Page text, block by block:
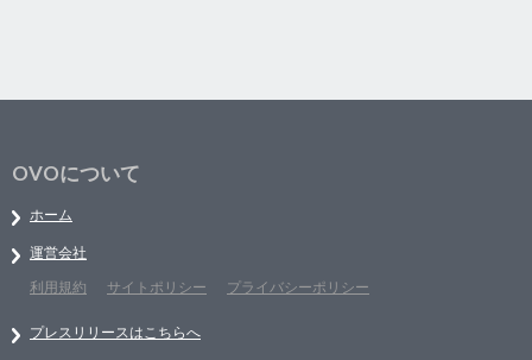
OVOについて
ホーム
運営会社
利用規約
サイトポリシー プライバシーポリシー
プレスリリースはこちらへ